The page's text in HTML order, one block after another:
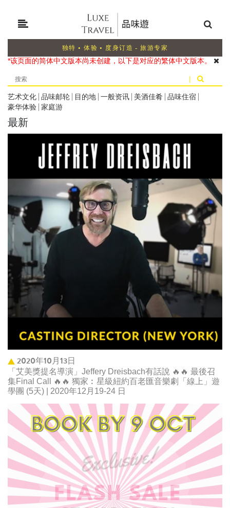
独特 • 体验 • 度身订造 - 旅游专家
*该页面的简体中文版本尚未创建，以下是对应的繁体中文版本。
|
艺术文化 | 品味邮轮 | 目的地 | 一般资讯 | 美酒佳肴 | 品味住宿 |
豪华体验 | 家庭游
最新
2020年10月13日
「艾美獎提名導演」Jeffery Dreisbach有話說 🔥🔥 最後召
集Final Call 🔥🔥 獨家︰星級紐約百老匯音樂劇「線上」遊
學團 (5天) | 2020年12月19-24 日